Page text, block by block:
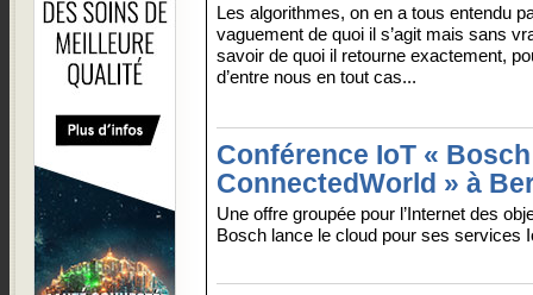
Les algorithmes, on en a tous entendu
vaguement de quoi il s’agit mais sans
savoir de quoi il retourne exactement,
d’entre nous en tout cas...
Conférence IoT « Bosch
ConnectedWorld » à
Une offre groupée pour l’Internet des
Bosch lance le cloud pour ses services